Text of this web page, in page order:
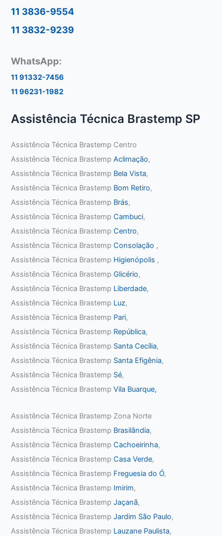
11 3836-9554
11 3832-9239
WhatsApp:
11 91332-7456
11 96231-1982
Assistência Técnica Brastemp SP
Assistência Técnica Brastemp Centro
Assistência Técnica BrastempAclimação,
Assistência Técnica Brastemp Bela Vista,
Assistência Técnica Brastemp Bom Retiro,
Assistência Técnica Brastemp Brás,
Assistência Técnica BrastempCambuci,
Assistência Técnica BrastempCentro,
Assistência Técnica BrastempConsolação ,
Assistência Técnica Brastemp Higienópolis ,
Assistência Técnica BrastempGlicério,
Assistência Técnica Brastemp Liberdade,
Assistência Técnica Brastemp Luz,
Assistência Técnica Brastemp Pari,
Assistência Técnica Brastemp República,
Assistência Técnica Brastemp Santa Cecília,
Assistência Técnica Brastemp Santa Efigênia,
Assistência Técnica Brastemp Sé,
Assistência Técnica BrastempVila Buarque,
Assistência Técnica Brastemp Zona Norte
Assistência Técnica Brastemp Brasilândia,
Assistência Técnica BrastempCachoeirinha,
Assistência Técnica BrastempCasa Verde,
Assistência Técnica Brastemp Freguesia do Ó,
Assistência Técnica Brastemp Imirim,
Assistência Técnica BrastempJaçanã,
Assistência Técnica BrastempJardim São Paulo,
Assistência Técnica Brastemp Lauzane Paulista,